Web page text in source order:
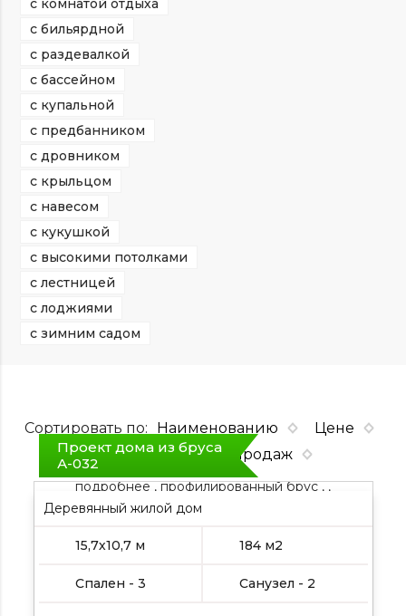
с комнатой отдыха
с бильярдной
с раздевалкой
с бассейном
с купальной
с предбанником
с дровником
с крыльцом
с навесом
с кукушкой
с высокими потолками
с лестницей
с лоджиями
с зимним садом
Сортировать по: Наименованию
Цене
Площадь
Хит продаж
подробнее , профилированный брус , ,
Проект дома из бруса
А-032
Деревянный жилой дом
15,7х10,7 м 184 м2
Спален - 3 Санузел - 2